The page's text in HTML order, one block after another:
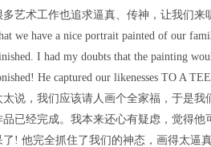
艺术工作也追求逼真、传神，让我们来
we have a nice portrait painted of our
I had my doubts that the painting
He captured our likenesses TO A
说，我们应该请人画个全家福，于是
已经完成。我本来还心有疑虑，觉得
了! 他完全抓住了我们的神态，画得太逼